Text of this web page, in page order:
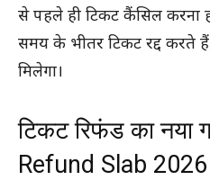
से पहले ही टिकट कैंसिल
समय के भीतर टिकट रद्द
मिलेगा।
टिकट रिफंड का नया
Refund Slab 2026